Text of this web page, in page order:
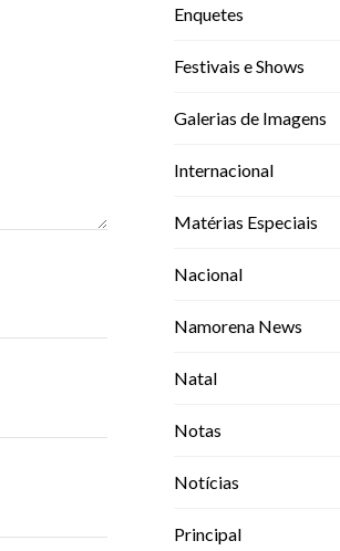
Enquetes
Festivais e Shows
Galerias de Imagens
Internacional
Matérias Especiais
Nacional
Namorena News
Natal
Notas
Notícias
Principal